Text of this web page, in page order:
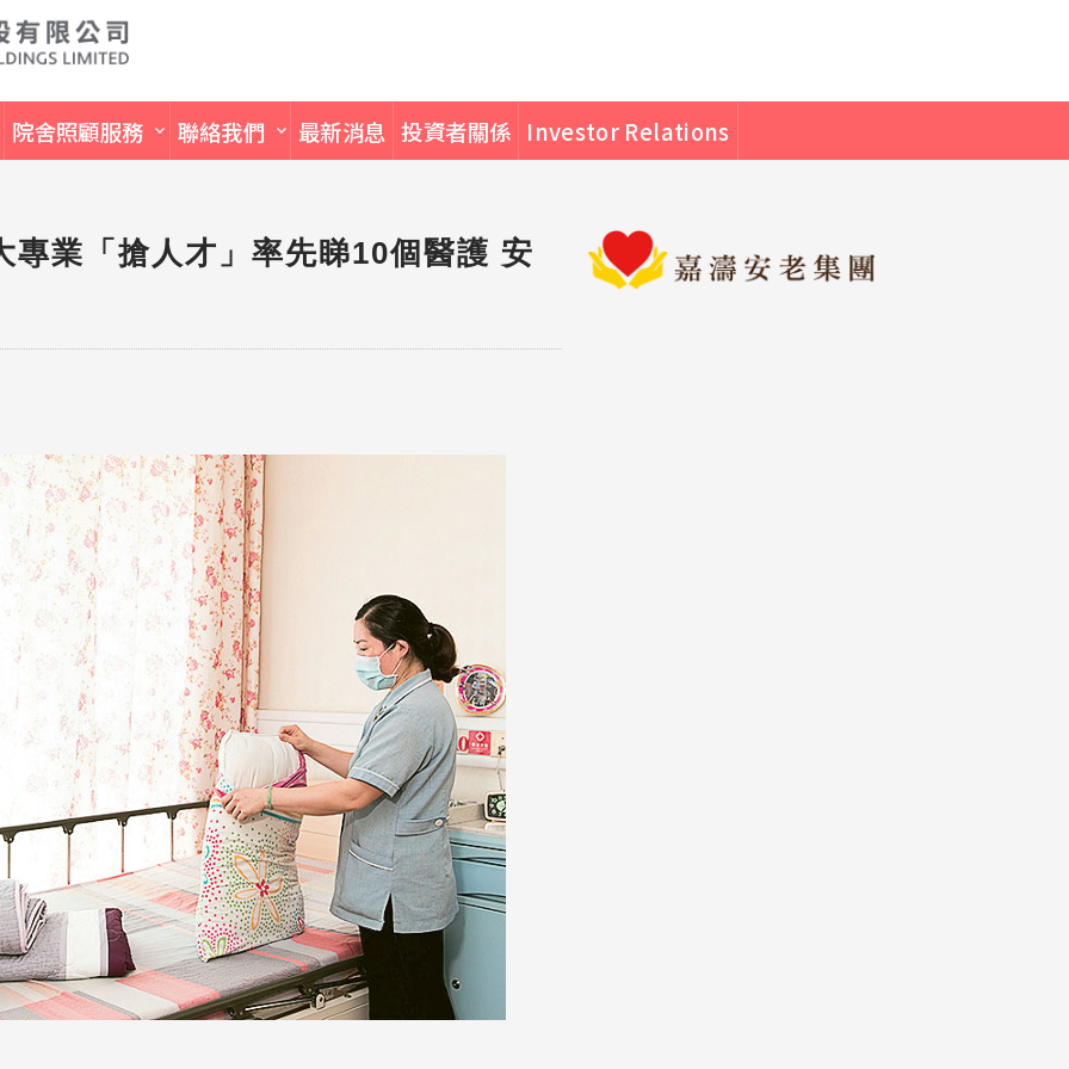
院舍照顧服務 聯絡我們 最新消息 投資者關係 Investor Relations
業「搶人才」率先睇10個醫護 安